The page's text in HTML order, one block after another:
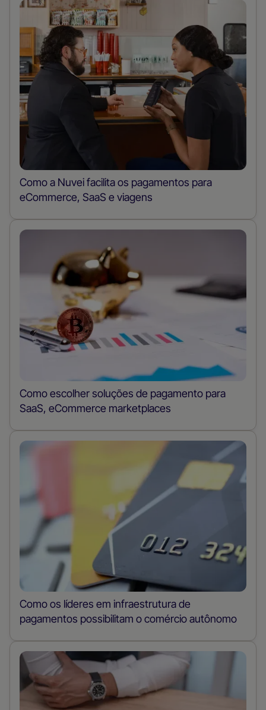
Como a Nuvei facilita os pagamentos para
eCommerce, SaaS e viagens
Como escolher soluções de pagamento para
SaaS, eCommerce marketplaces
Como os líderes em infraestrutura de
pagamentos possibilitam o comércio autônomo